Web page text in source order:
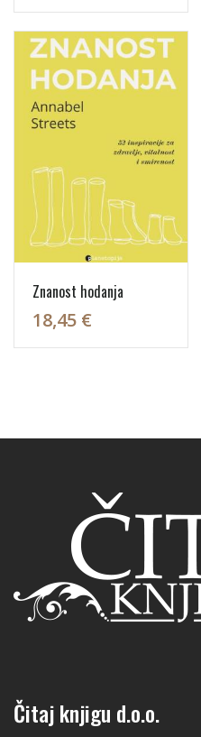
Znanost hodanja
18,45 €
Čitaj knjigu d.o.o.